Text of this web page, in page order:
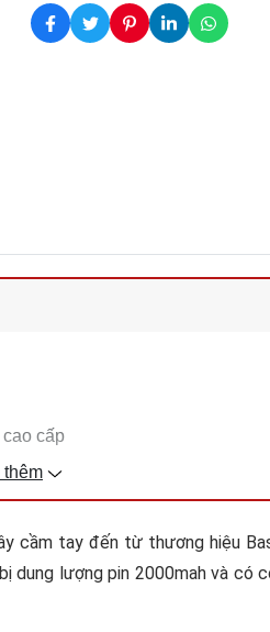
cấp
thêm
cầm tay đến từ thương hiệu
dung lượng pin 2000mah và có